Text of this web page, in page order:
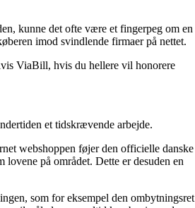
kunne det ofte være et fingerpeg om en
imod svindlende firmaer på nettet.
ViaBill, hvis du hellere vil honorere
et tidskrævende arbejde.
webshoppen føjer den officielle danske
på området. Dette er desuden en
som for eksempel den ombytningsret